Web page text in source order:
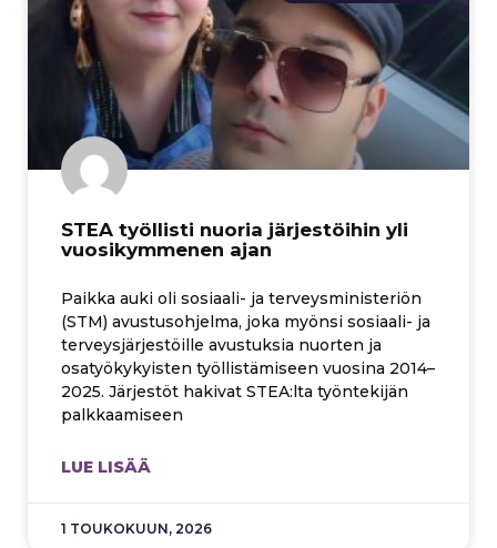
STEA työllisti nuoria järjestöihin yli
vuosikymmenen ajan
Paikka auki oli sosiaali- ja terveysministeriön
(STM) avustusohjelma, joka myönsi sosiaali- ja
terveysjärjestöille avustuksia nuorten ja
osatyökykyisten työllistämiseen vuosina 2014–
2025. Järjestöt hakivat STEA:lta työntekijän
palkkaamiseen
LUE LISÄÄ
1 TOUKOKUUN, 2026